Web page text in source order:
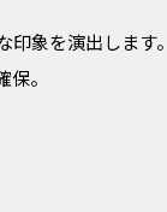
象を演出します。
。